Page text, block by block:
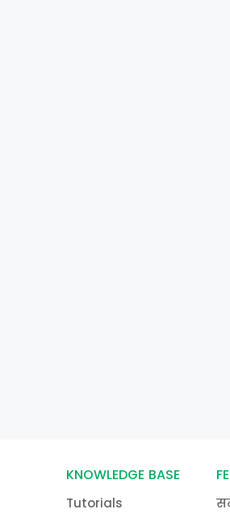
KNOWLEDGE BASE
Tutorials